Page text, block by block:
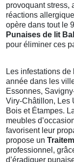
provoquant stress,
réactions
opère dans tout le
Punaises de lit
pour éliminer ces
Les infestations de
année dans les
Essonnes,
Viry-Châtillon, Les
Bois et Étampes.
meubles
favorisent leur
propose un
professionnel,
d’éradiquer